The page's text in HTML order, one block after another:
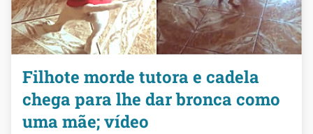
Filhote morde tutora e cadela
chega para lhe dar bronca como
uma mãe; vídeo